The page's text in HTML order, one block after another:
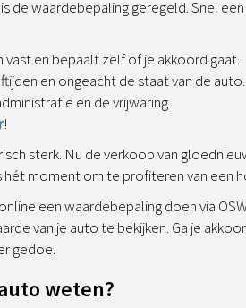
de waardebepaling geregeld. Snel
vast en bepaalt zelf of je akkoord gaat.
en ongeacht de staat van de auto.
en de vrijwaring.
!
sterk. Nu de verkoop van
moment om te profiteren van een
een waardebepaling doen via
van je auto te bekijken. Ga je
gedoe.
weten?